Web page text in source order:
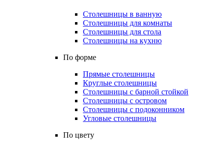
Столешницы в ванную
Столешницы для комнаты
Столешницы для стола
Столешницы на кухню
По форме
Прямые столешницы
Круглые столешницы
Столешницы с барной стойкой
Столешницы с островом
Столешницы с подоконником
Угловые столешницы
По цвету